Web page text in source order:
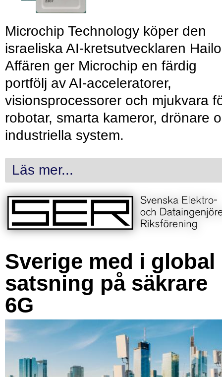
Microchip Technology köper den
israeliska AI-kretsutvecklaren
Affären ger Microchip en färdig
portfölj av AI-acceleratorer,
visionsprocessorer och mjukvara
robotar, smarta kameror, drönare
industriella system.
Läs mer...
Sverige med i global
satsning på säkrare
6G